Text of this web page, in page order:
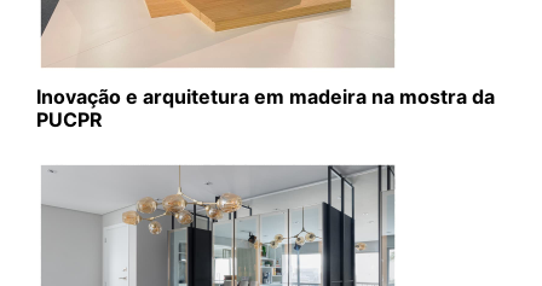
Inovação e arquitetura em madeira na mostra da
PUCPR